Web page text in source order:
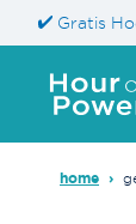
Gratis
home ›